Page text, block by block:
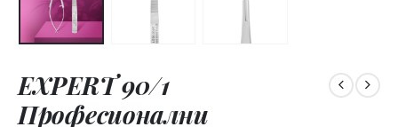
EXPERT 90/1
Професионални